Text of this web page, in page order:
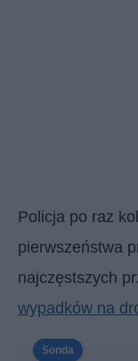
Policja po raz
pierwszeństwa
najczęstszych
wypadków na